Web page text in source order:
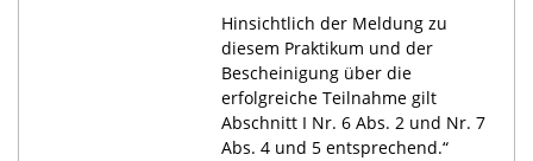
Hinsichtlich der Meldung zu
diesem Praktikum und der
Bescheinigung über die
erfolgreiche Teilnahme gilt
Abschnitt I Nr. 6 Abs. 2 und Nr. 7
Abs. 4 und 5 entsprechend.“